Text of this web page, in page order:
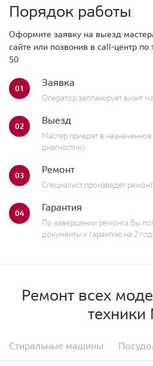
Порядок работы
Оформите заявку на выезд
сайте или позвонив в call-центр по
50
01 Заявка
Оператор запланирует визит
02 Выезд
Мастер приедет в
диагностику
03 Ремонт
Специалист произведет
04 Гарантия
По завершении ремонта Вы
документы и гарантию на 2
Ремонт всех
техники
Стиральные машины